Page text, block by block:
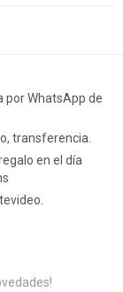
WhatsApp de
transferencia.
en el día